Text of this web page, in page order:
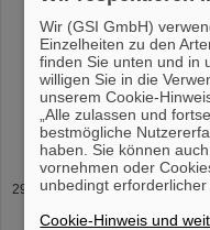
Energie Mail DOI
gespeichertenIonenMail
Kernphysikalische [...] -
t.stoehlker(at)gsi.de
Schwerionenforschung
Sekretariat Nachname
ISDEIV 2012
Vacuum ArcIonSources
Wir (GSI GmbH)
Einzelheiten zu den
finden Sie unten und in
willigen Sie in die
unserem Cookie-
„Alle zulassen und
bestmögliche
haben. Sie können
vornehmen oder
unbedingt erforderlicher
Cookie-Hinweis und